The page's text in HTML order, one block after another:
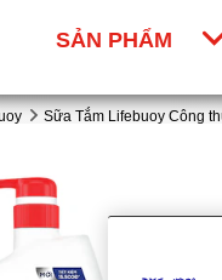
SẢN PHẨM
Sữa Tắm Lifebuoy Công
CŨ